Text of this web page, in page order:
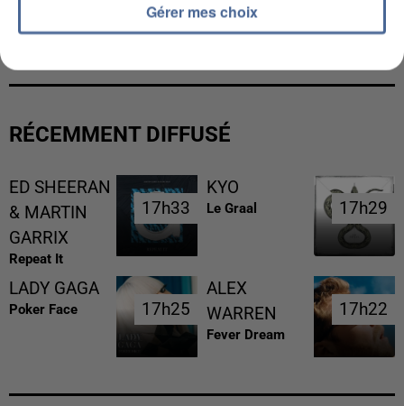
L’UN DES FONDATEURS SUPPOSÉS DE LA DZ
MAFIA INTERPELLÉ EN ALGÉRIE
RÉCEMMENT DIFFUSÉ
ED SHEERAN
& MARTIN
GARRIX
Repeat It
17h33
17h33
KYO
Le Graal 17h29
17h29
LADY GAGA
Poker Face 17h25
17h25
ALEX
WARREN
Fever Dream
17h22
17h22
Gérer mes choix